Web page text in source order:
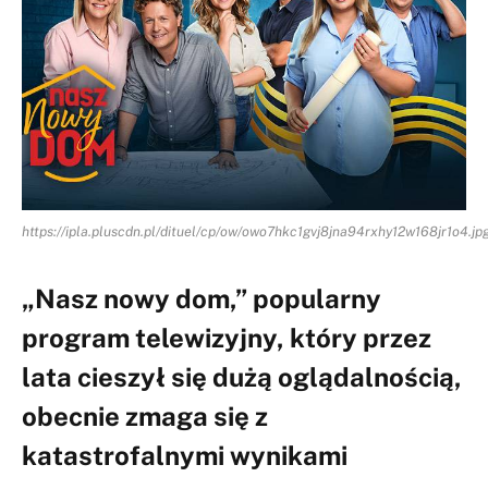
https://ipla.pluscdn.pl/dituel/cp/ow/
„Nasz nowy dom,” popularny
program telewizyjny, który przez
lata cieszył się dużą oglądalnością,
obecnie zmaga się z
katastrofalnymi wynikami